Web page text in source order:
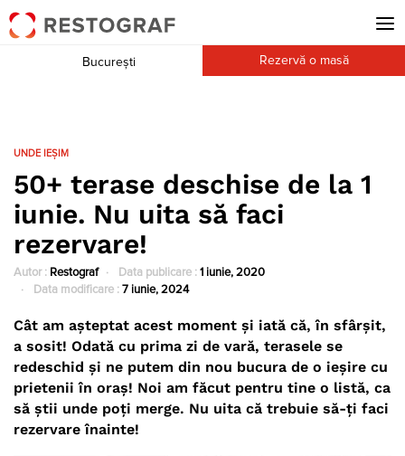
București Rezervă o masă
UNDE IEȘIM
50+ terase deschise de la 1
iunie. Nu uita să faci
rezervare!
Autor : Restograf Data publicare : 1 iunie, 2020
Data modificare : 7 iunie, 2024
Cât am așteptat acest moment și iată că, în sfârșit,
a sosit! Odată cu prima zi de vară, terasele se
redeschid și ne putem din nou bucura de o ieșire cu
prietenii în oraș! Noi am făcut pentru tine o listă, ca
să știi unde poți merge. Nu uita că trebuie să-ți faci
rezervare înainte!